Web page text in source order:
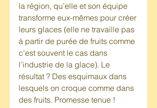
la région, qu’elle et son équipe
transforme eux-mêmes pour créer
leurs glaces (elle ne travaille pas
à partir de purée de fruits comme
c’est souvent le cas dans
l’industrie de la glace). Le
résultat ? Des esquimaux dans
lesquels on croque comme dans
des fruits. Promesse tenue !